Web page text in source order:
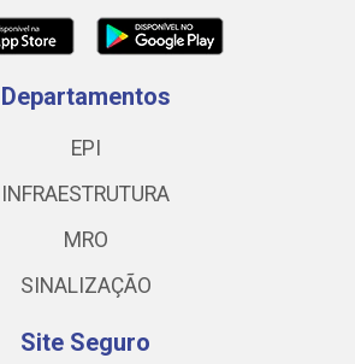
Departamentos
EPI
INFRAESTRUTURA
MRO
SINALIZAÇÃO
Site Seguro